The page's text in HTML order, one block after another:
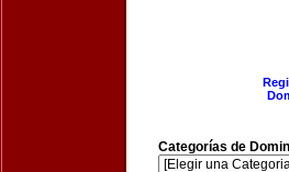
Categorías de